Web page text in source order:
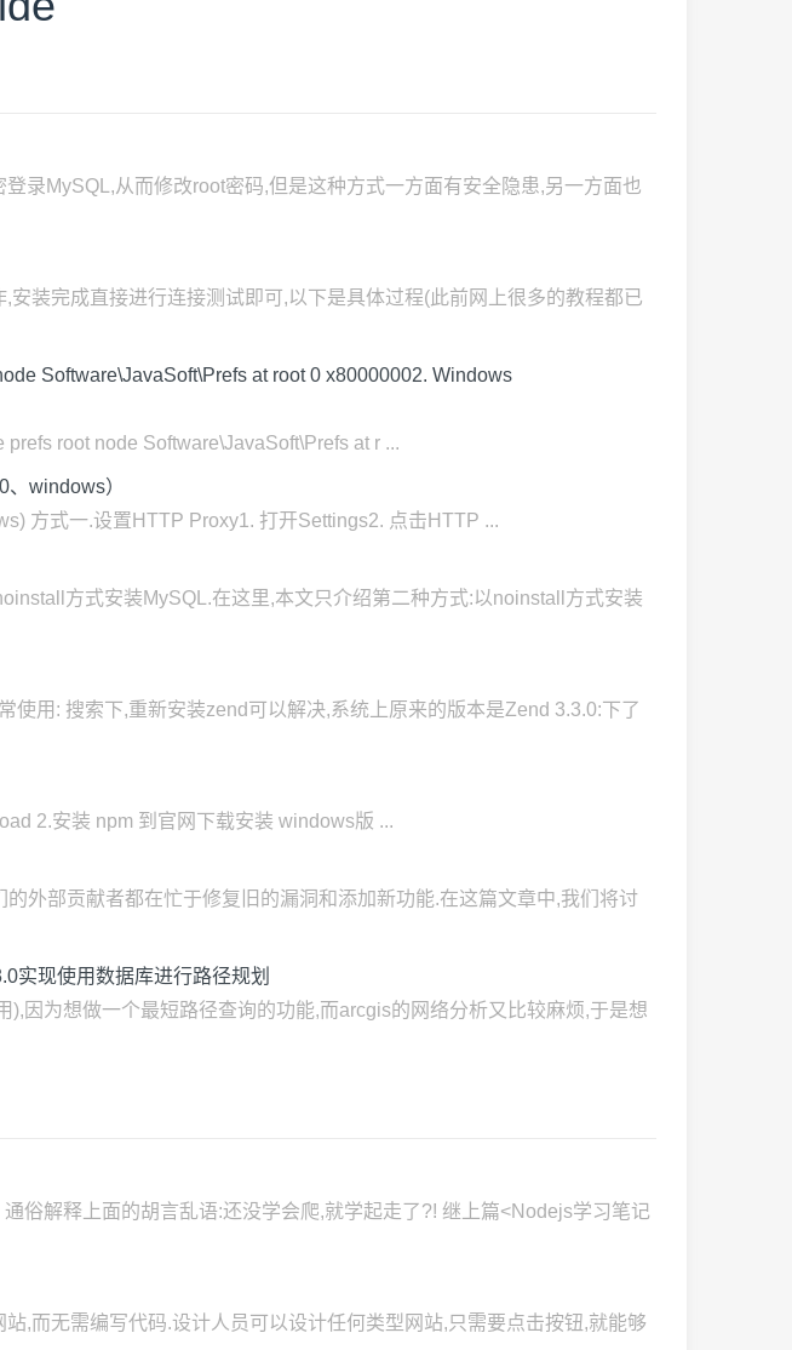
录MySQL,从而修改root密码,但是这种方式一方面有安全隐患,另一方面也
装完成直接进行连接测试即可,以下是具体过程(此前网上很多的教程都已
Software\JavaSoft\Prefs at root 0 x80000002. Windows
root node Software\JavaSoft\Prefs at r ...
windows）
方式一.设置HTTP Proxy1. 打开Settings2. 点击HTTP ...
方式安装MySQL.在这里,本文只介绍第二种方式:以noinstall方式安装
用: 搜索下,重新安装zend可以解决,系统上原来的版本是Zend 3.3.0:下了
2.安装 npm 到官网下载安装 windows版 ...
外部贡献者都在忙于修复旧的漏洞和添加新功能.在这篇文章中,我们将讨
实现使用数据库进行路径规划
因为想做一个最短路径查询的功能,而arcgis的网络分析又比较麻烦,于是想
俗解释上面的胡言乱语:还没学会爬,就学起走了?! 继上篇<Nodejs学习笔记
,而无需编写代码.设计人员可以设计任何类型网站,只需要点击按钮,就能够